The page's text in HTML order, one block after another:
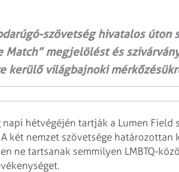
szövetség hivatalos úton
Match” megjelölést és
kerülő világbajnoki
hétvégéjén tartják a Lumen Field
két nemzet szövetsége határozottan
ne tartsanak semmilyen LMBTQ-